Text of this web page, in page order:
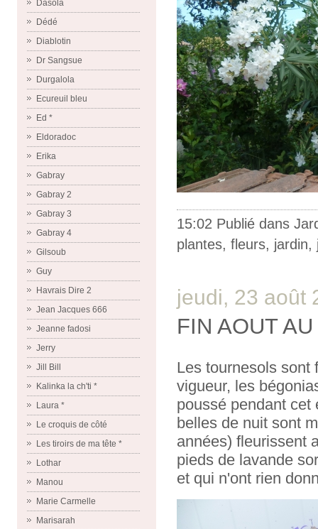
Dasola
Dédé
Diablotin
Dr Sangsue
Durgalola
Ecureuil bleu
Ed *
Eldoradoc
Erika
Gabray
Gabray 2
Gabray 3
Gabray 4
Gilsoub
Guy
Havrais Dire 2
Jean Jacques 666
Jeanne fadosi
Jerry
Jill Bill
Kalinka la ch'ti *
Laura *
Le croquis de côté
Les tiroirs de ma tête *
Lothar
Manou
Marie Carmelle
Marisarah
15:02 Publié dans
plantes, fleurs, jardin,
jeudi, 23 août
FIN AOUT
Les tournesols sont
vigueur, les
poussé pendant cet
belles de nuit sont
années) fleurissent
pieds de lavande
et qui n'ont rien